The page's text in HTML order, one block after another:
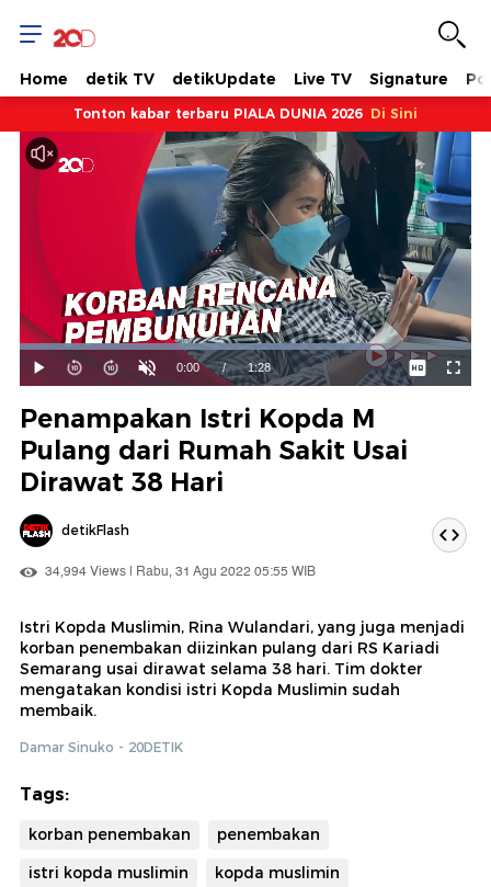
Home detik TV detikUpdate Live TV Signature
Tonton kabar terbaru PIALA DUNIA 2026 Di Sini
Mainkan
Suara
Hidup
Waktu
ini
0:00 / Durasi
1:28
Dimuat:
77.57%
Penampakan Istri Kopda M
Pulang dari Rumah Sakit Usai
Dirawat 38 Hari
detikFlash
34,994 Views | Rabu, 31 Agu 2022 05:55 WIB
Istri Kopda Muslimin, Rina Wulandari, yang juga menjadi
korban penembakan diizinkan pulang dari RS Kariadi
Semarang usai dirawat selama 38 hari. Tim dokter
mengatakan kondisi istri Kopda Muslimin sudah
membaik.
Damar Sinuko - 20DETIK
Tags:
korban penembakan
penembakan
istri kopda muslimin
kopda muslimin